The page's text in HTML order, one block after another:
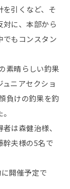
引くなど、そ
に、本部から
でもコンスタン
素晴らしい釣果
ニアセクショ
負けの釣果を釣
は森健治様、
幹夫様の5名で
開催予定で